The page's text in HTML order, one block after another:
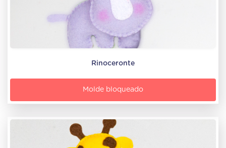
Rinoceronte
Molde bloqueado